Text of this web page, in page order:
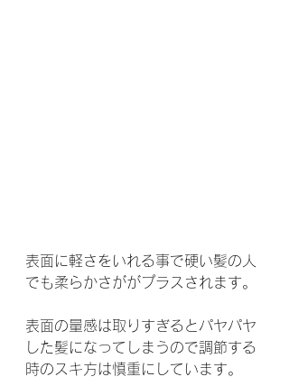
表面に軽さをいれる事で硬い髪の人
でも柔らかさががプラスされます。
表面の量感は取りすぎるとパヤパヤ
した髪になってしまうので調節する
時のスキ方は慎重にしています。